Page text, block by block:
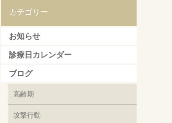
カテゴリー
お知らせ
診療日カレンダー
ブログ
高齢期
攻撃行動